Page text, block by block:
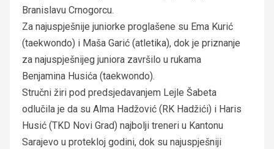
Branislavu Crnogorcu.
Za najuspješnije juniorke proglašene su Ema Kurić
(taekwondo) i Maša Garić (atletika), dok je priznanje
za najuspješnijeg juniora završilo u rukama
Benjamina Husića (taekwondo).
Stručni žiri pod predsjedavanjem Lejle Šabeta
odlučila je da su Alma Hadžović (RK Hadžići) i Haris
Husić (TKD Novi Grad) najbolji treneri u Kantonu
Sarajevo u protekloj godini, dok su najuspješniji